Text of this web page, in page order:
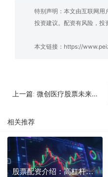
特别声明：本文由互联网用
投资建议。配资有风险，投
本文链接： https://
上一篇: 微创医疗股票未来走势如何？微创医疗发布业绩预警公告
相关推荐
股票配资介绍：高杠杆撬动财富的机遇与边界